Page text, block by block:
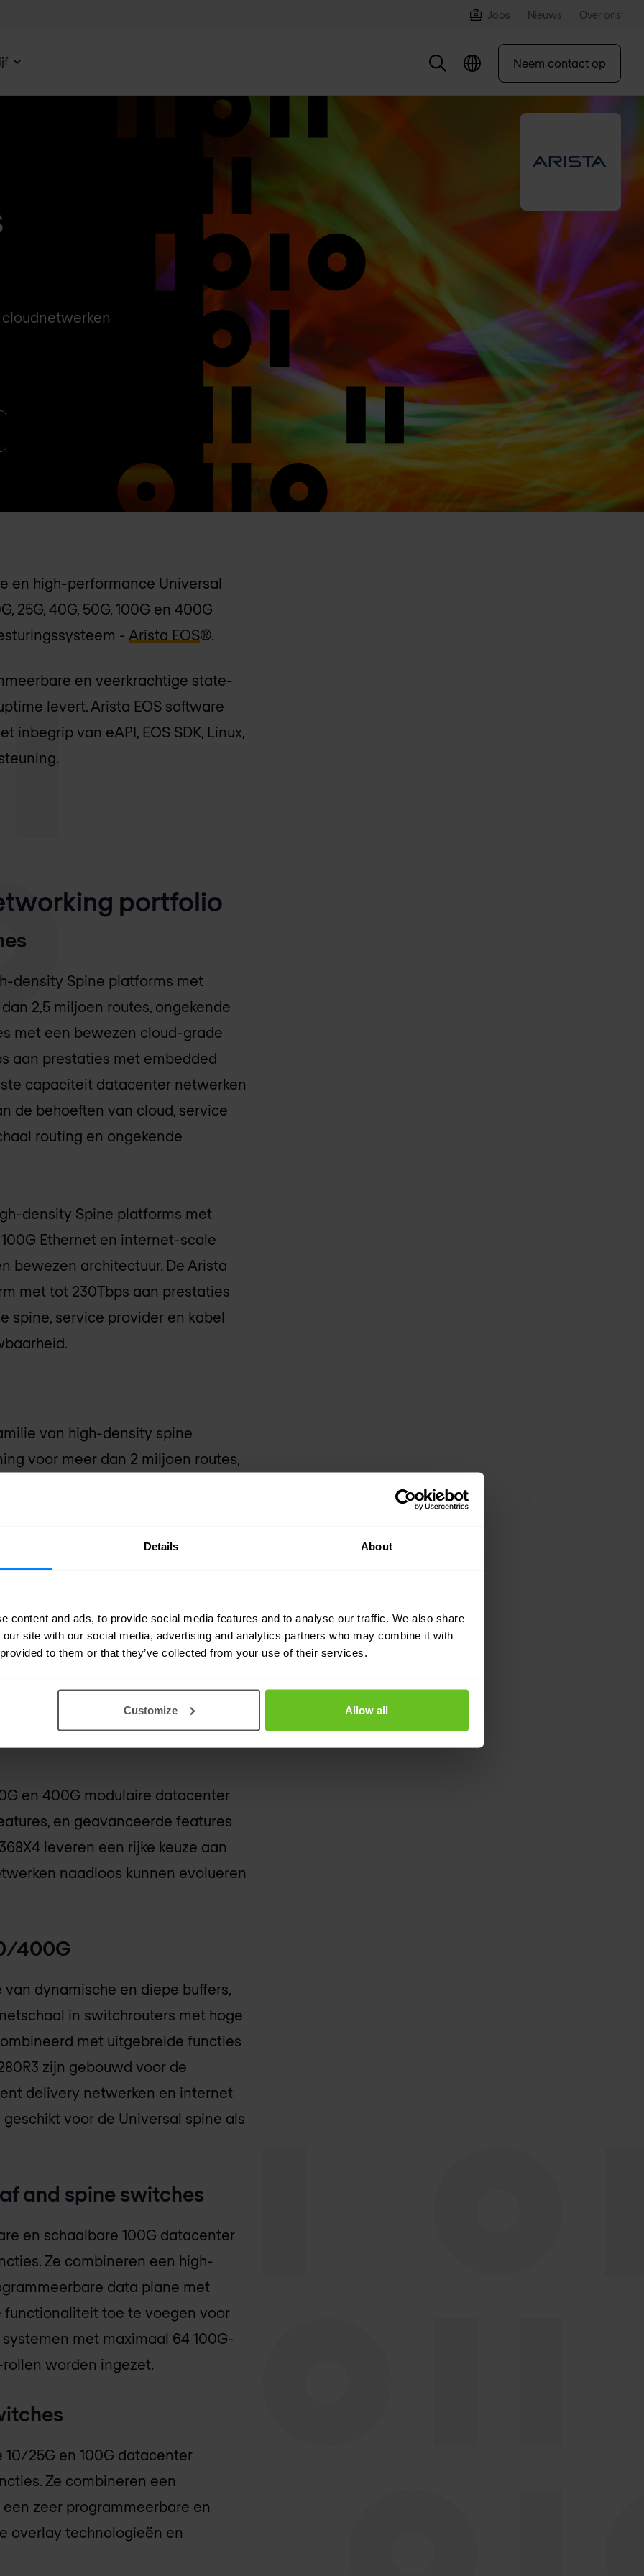
Details About
content and ads, to provide social media features and to analyse our traffic. We also share
site with our social media, advertising and analytics partners who may combine it with
to them or that they’ve collected from your use of their services.
Customize Allow all
Jobs Nieuws Over ons
Neem contact op
en high-performance Universal
25G, 40G, 50G, 100G en 400G
- Arista EOS®.
en veerkrachtige state-
levert. Arista EOS software
van eAPI, EOS SDK, Linux,
portfolio
density Spine platforms met
2,5 miljoen routes, ongekende
met een bewezen cloud-grade
aan prestaties met embedded
capaciteit datacenter netwerken
de behoeften van cloud, service
routing en ongekende
density Spine platforms met
Ethernet en internet-scale
bewezen architectuur. De Arista
met tot 230Tbps aan prestaties
spine, service provider en kabel
van high-density spine
voor meer dan 2 miljoen routes,
met investeringsbescherming.
performance datacenter
routing schaalbaarheid.
leveren de hoogste
speciaal gebouwde 4 en 8 slot
voor het bouwen van leaf/spine en
en 400G modulaire datacenter
en geavanceerde features
leveren een rijke keuze aan
naadloos kunnen evolueren
400G
dynamische en diepe buffers,
in switchrouters met hoge
met uitgebreide functies
zijn gebouwd voor de
delivery netwerken en internet
voor de Universal spine als
and spine switches
en schaalbare 100G datacenter
Ze combineren een high-
data plane met
toe te voegen voor
met maximaal 64 100G-
worden ingezet.
10/25G en 100G datacenter
Ze combineren een
zeer programmeerbare en
overlay technologieën en